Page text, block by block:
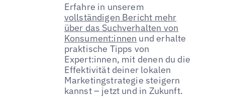
Erfahre in unserem
vollständigen Bericht mehr
über das Suchverhalten von
Konsument:innen und erhalte
praktische Tipps von
Expert:innen, mit denen du die
Effektivität deiner lokalen
Marketingstrategie steigern
kannst – jetzt und in Zukunft.